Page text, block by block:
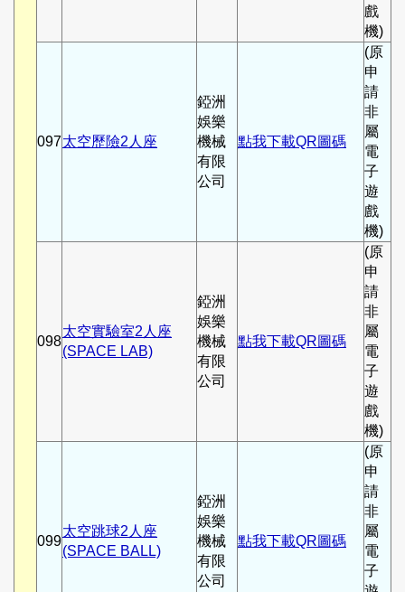
戲
機)
097太空歷險2人座
錏洲
娛樂
機械
有限
公司
點我下載QR圖碼
(原
申
請
非
屬
電
子
遊
戲
機)
098
太空實驗室2人座
(SPACE LAB)
錏洲
娛樂
機械
有限
公司
點我下載QR圖碼
(原
申
請
非
屬
電
子
遊
戲
機)
099
太空跳球2人座
(SPACE BALL)
錏洲
娛樂
機械
有限
公司
點我下載QR圖碼
(原
申
請
非
屬
電
子